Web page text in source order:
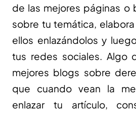
de las mejores páginas o
sobre tu temática,
ellos enlazándolos y
tus redes sociales. Algo
mejores blogs sobre
que cuando vean la
enlazar tu artículo,